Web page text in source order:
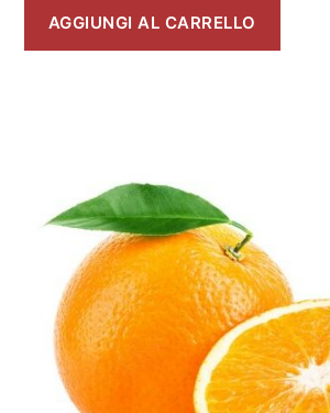
AGGIUNGI AL CARRELLO